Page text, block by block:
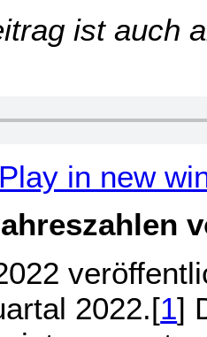
ist auch
Play in new
2022.[1]